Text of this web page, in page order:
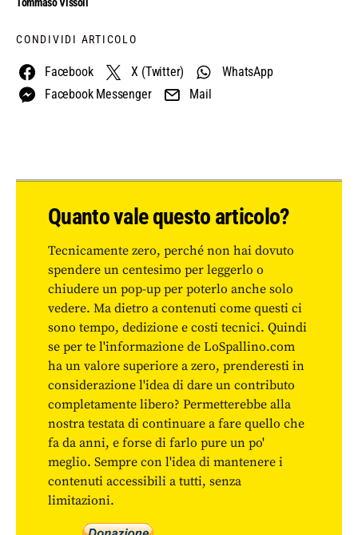
Tommaso Vissoli
CONDIVIDI ARTICOLO
Facebook X (Twitter)
WhatsApp
Facebook Messenger
Mail
Quanto vale questo articolo?
Tecnicamente zero, perché non hai dovuto
spendere un centesimo per leggerlo o
chiudere un pop-up per poterlo anche solo
vedere. Ma dietro a contenuti come questi ci
sono tempo, dedizione e costi tecnici. Quindi
se per te l'informazione de LoSpallino.com
ha un valore superiore a zero, prenderesti in
considerazione l'idea di dare un contributo
completamente libero? Permetterebbe alla
nostra testata di continuare a fare quello che
fa da anni, e forse di farlo pure un po'
meglio. Sempre con l'idea di mantenere i
contenuti accessibili a tutti, senza
limitazioni.